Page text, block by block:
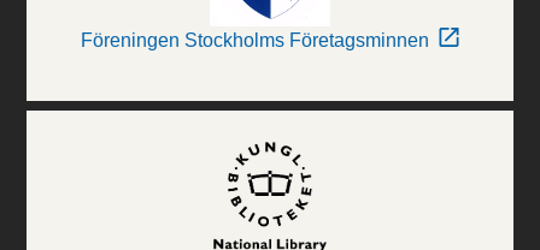
Föreningen Stockholms Företagsminnen